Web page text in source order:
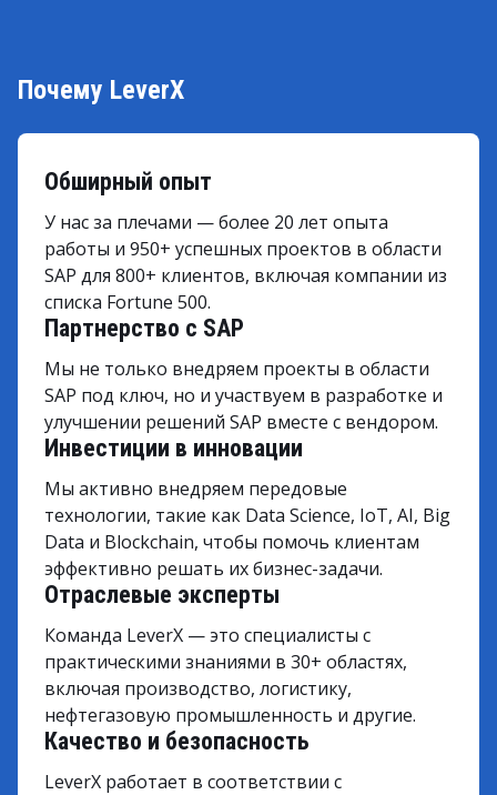
Почему LeverX
Обширный опыт
У нас за плечами — более 20 лет опыта
работы и 950+ успешных проектов в области
SAP для 800+ клиентов, включая компании из
списка Fortune 500.
Отраслевые эксперты
Команда LeverX — это специалисты с
практическими знаниями в 30+ областях,
включая производство, логистику,
нефтегазовую промышленность и другие.
Партнерство с SAP
Мы не только внедряем проекты в области
SAP под ключ, но и участвуем в разработке и
улучшении решений SAP вместе с вендором.
Качество и безопасность
LeverX работает в соответствии с
Инвестиции в инновации
Мы активно внедряем передовые
технологии, такие как Data Science, IoT, AI, Big
Data и Blockchain, чтобы помочь клиентам
эффективно решать их бизнес-задачи.